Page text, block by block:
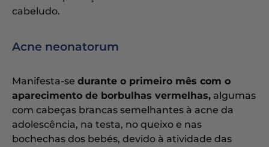
cabeludo.
Acne neonatorum
Manifesta-se durante o primeiro mês com o
aparecimento de borbulhas vermelhas, algumas
com cabeças brancas semelhantes à acne da
adolescência, na testa, no queixo e nas
bochechas dos bebés, devido à atividade das